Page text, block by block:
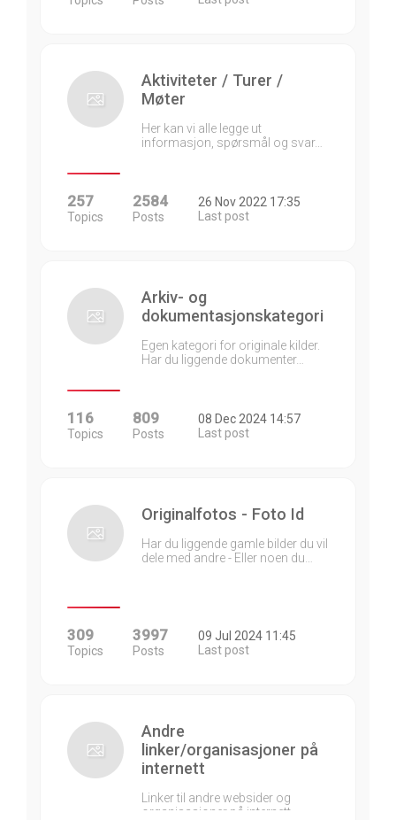
Aktiviteter / Turer /
Møter
Her kan vi alle legge ut
informasjon, spørsmål og svar…
257
Topics
2584
Posts
26 Nov 2022 17:35
Last post
Arkiv- og
dokumentasjonskategori
Egen kategori for originale kilder.
Har du liggende dokumenter…
116
Topics
809
Posts
08 Dec 2024 14:57
Last post
Originalfotos - Foto Id
Har du liggende gamle bilder du vil
dele med andre - Eller noen du…
309
Topics
3997
Posts
09 Jul 2024 11:45
Last post
Andre
linker/organisasjoner på
internett
Linker til andre websider og
organisasjoner på internett…